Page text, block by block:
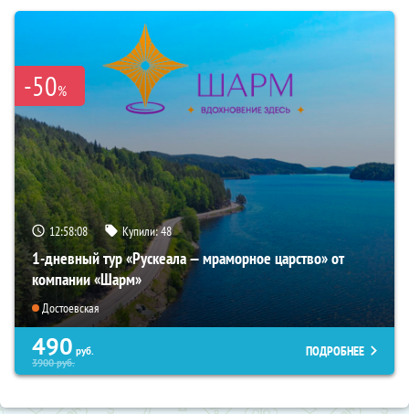
-50%
12:58:07 Купили:48
1-дневный тур «Рускеала — мраморное царство» от
компании «Шарм»
Достоевская
490 руб.
3900руб.
ПОДРОБНЕЕ